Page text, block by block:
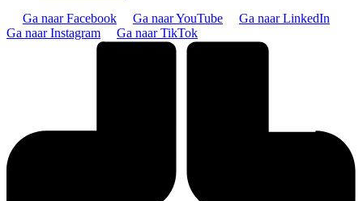
Ga naar Facebook
Ga naar YouTube
Ga naar LinkedIn
Ga naar Instagram
Ga naar TikTok